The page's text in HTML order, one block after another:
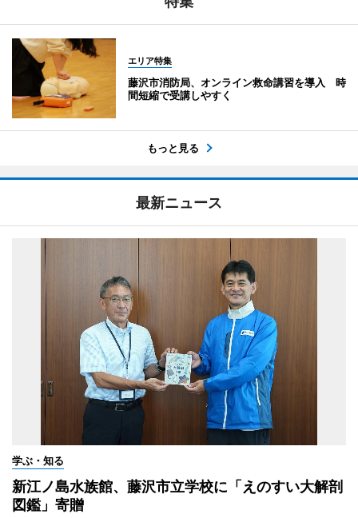
エリア特集
藤沢市消防局、オンライン救命講習を導入 時
間短縮で受講しやすく
もっと見る
最新ニュース
学ぶ・知る
新江ノ島水族館、藤沢市立学校に「えのすい大解剖
図鑑」寄贈